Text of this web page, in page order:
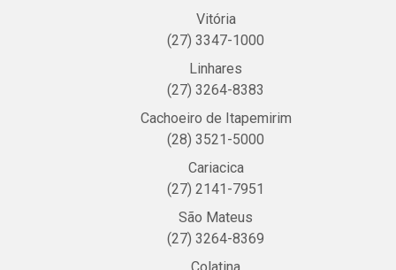
Vitória
(27) 3347-1000
Linhares
(27) 3264-8383
Cachoeiro de Itapemirim
(28) 3521-5000
Cariacica
(27) 2141-7951
São Mateus
(27) 3264-8369